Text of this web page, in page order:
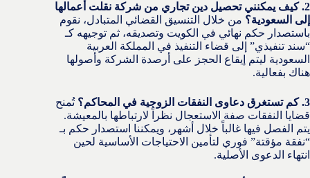
2. كيف يمكنني تحصيل دين تجاري من شركة نقلت أعمالها
إلى السعودية؟ من خلال التنسيق القضائي المتبادل، نقوم
باستصدار حكم نهائي في الكويت وتصديقه، ثم توجيهه كـ
“سند تنفيذي” إلى قضاء التنفيذ في المملكة العربية
السعودية ليتم إيقاع الحجز على أرصدة الشركة وأصولها
هناك بفعالية.
3. كم تستغرق دعاوى النفقات الزوجية في المحاكم؟
تُمنح
قضايا النفقات صفة الاستعجال نظراً لارتباطها بالمعيشة.
يتم الفصل فيها غالباً خلال أشهر، ويمكننا استصدار حكم بـ
“نفقة مؤقتة” فوري لتأمين الاحتياجات الأساسية لحين
انتهاء الدعوى الأصلية.